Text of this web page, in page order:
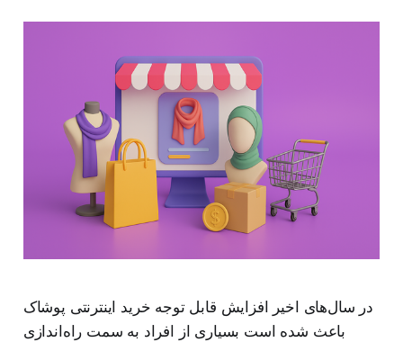
در سال‌های اخیر افزایش قابل توجه خرید اینترنتی پوشاک
باعث شده است بسیاری از افراد به سمت راه‌اندازی